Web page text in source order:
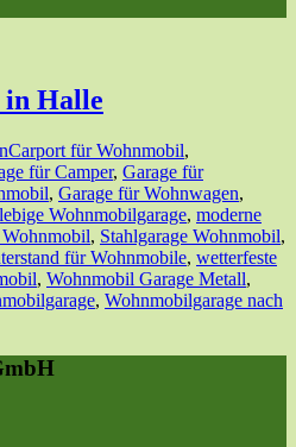
in Halle
Carport für Wohnmobil,
für Camper, Garage für
, Garage für Wohnwagen,
Wohnmobilgarage, moderne
, Stahlgarage Wohnmobil,
für Wohnmobile, wetterfeste
, Wohnmobil Garage Metall,
, Wohnmobilgarage nach